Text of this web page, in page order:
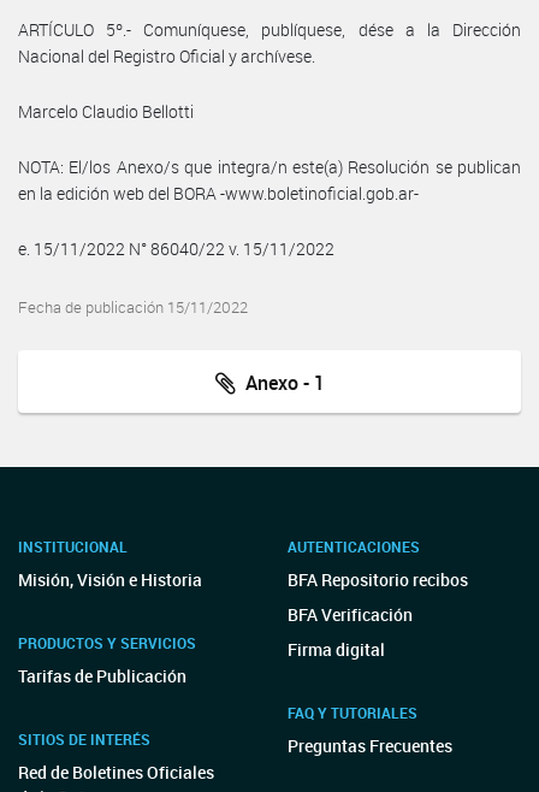
ARTÍCULO 5º.- Comuníquese, publíquese, dése a la Dirección
Nacional del Registro Oficial y archívese.
Marcelo Claudio Bellotti
NOTA: El/los Anexo/s que integra/n este(a) Resolución se publican
en la edición web del BORA -www.boletinoficial.gob.ar-
e. 15/11/2022 N° 86040/22 v. 15/11/2022
Fecha de publicación 15/11/2022
Anexo - 1
INSTITUCIONAL
Misión, Visión e Historia
PRODUCTOS Y SERVICIOS
Tarifas de Publicación
SITIOS DE INTERÉS
Red de Boletines Oficiales
AUTENTICACIONES
BFA Repositorio recibos
BFA Verificación
Firma digital
FAQ Y TUTORIALES
Preguntas Frecuentes